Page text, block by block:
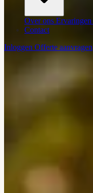
Over ons Ervaringen
Contact
Inloggen Offerte aanvragen